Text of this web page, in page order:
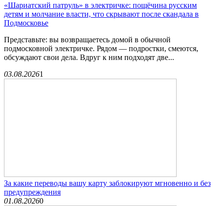
«Шариатский патруль» в электричке: пощёчина русским
детям и молчание власти, что скрывают после скандала в
Подмосковье
Представьте: вы возвращаетесь домой в обычной
подмосковной электричке. Рядом — подростки, смеются,
обсуждают свои дела. Вдруг к ним подходят две...
03.08.20261
За какие переводы вашу карту заблокируют мгновенно и без
предупреждения
01.08.20260